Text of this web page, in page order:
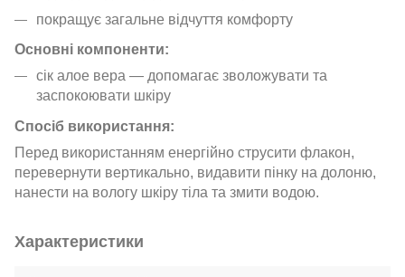
покращує загальне відчуття комфорту
Основні компоненти:
сік алое вера — допомагає зволожувати та
заспокоювати шкіру
Спосіб використання:
Перед використанням енергійно струсити флакон,
перевернути вертикально, видавити пінку на долоню,
нанести на вологу шкіру тіла та змити водою.
Характеристики